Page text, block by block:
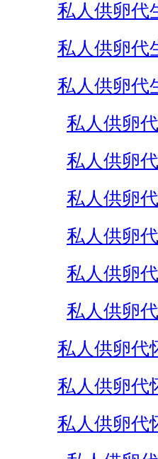
私人供卵代
私人供卵代
私人供卵代
私人供卵
私人供卵
私人供卵
私人供卵
私人供卵
私人供卵
私人供卵代
私人供卵代
私人供卵代